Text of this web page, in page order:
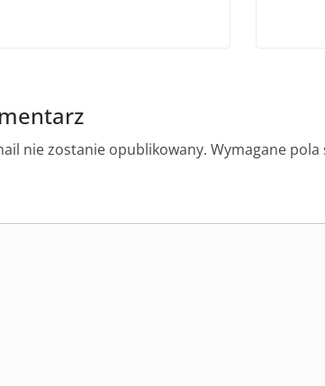
nie zostanie opublikowany. Wymagane pola